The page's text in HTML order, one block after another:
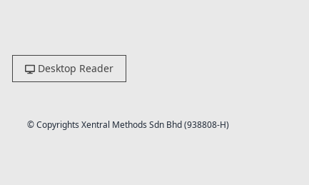
Desktop Reader
© Copyrights Xentral Methods Sdn Bhd (938808-H)